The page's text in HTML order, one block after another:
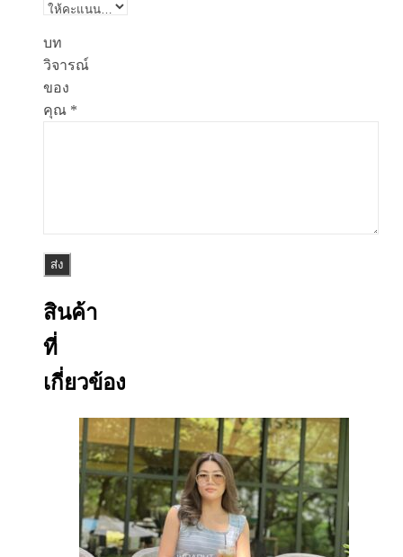
บท
วิจารณ์
ของ
คุณ *
สินค้า
ที่
เกี่ยวข้อง